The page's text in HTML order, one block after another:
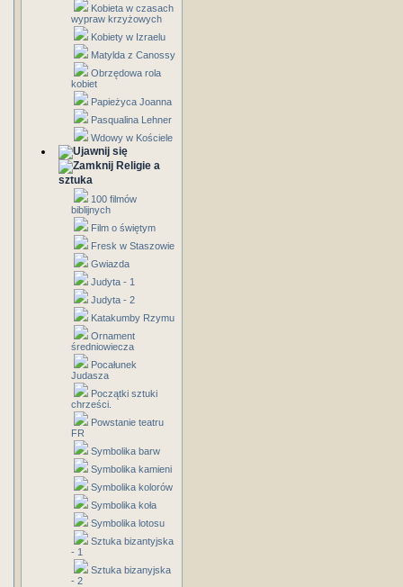
Kobieta w czasach
wypraw krzyżowych
Kobiety w Izraelu
Matylda z Canossy
Obrzędowa rola
kobiet
Papieżyca Joanna
Pasqualina Lehner
Wdowy w Kościele
Religie a
sztuka
100 filmów
biblijnych
Film o świętym
Fresk w Staszowie
Gwiazda
Judyta - 1
Judyta - 2
Katakumby Rzymu
Ornament
średniowiecza
Pocałunek
Judasza
Początki sztuki
chrześci.
Powstanie teatru
FR
Symbolika barw
Symbolika kamieni
Symbolika kolorów
Symbolika koła
Symbolika lotosu
Sztuka bizantyjska
- 1
Sztuka bizanyjska
- 2